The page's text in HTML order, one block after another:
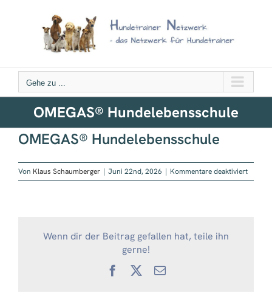
Gehe zu ...
OMEGAS® Hundelebensschule
OMEGAS® Hundelebensschule
Von Klaus Schaumberger | Juni 22nd, 2026 | Kommentare deaktiviertfür
Wenn dir der Beitrag gefallen hat, teile ihn
gerne!
Facebook
X
E-